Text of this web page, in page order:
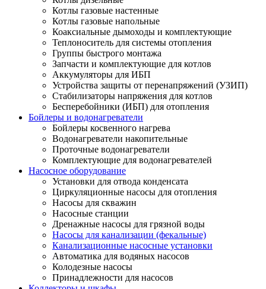
Котлы газовые настенные
Котлы газовые напольные
Коаксиальные дымоходы и комплектующие
Теплоноситель для системы отопления
Группы быстрого монтажа
Запчасти и комплектующие для котлов
Аккумуляторы для ИБП
Устройства защиты от перенапряжений (УЗИП)
Стабилизаторы напряжения для котлов
Бесперебойники (ИБП) для отопления
Бойлеры и водонагреватели
Бойлеры косвенного нагрева
Водонагреватели накопительные
Проточные водонагреватели
Комплектующие для водонагревателей
Насосное оборудование
Установки для отвода конденсата
Циркуляционные насосы для отопления
Насосы для скважин
Насосные станции
Дренажные насосы для грязной воды
Насосы для канализации (фекальные)
Канализационные насосные установки
Автоматика для водяных насосов
Колодезные насосы
Принадлежности для насосов